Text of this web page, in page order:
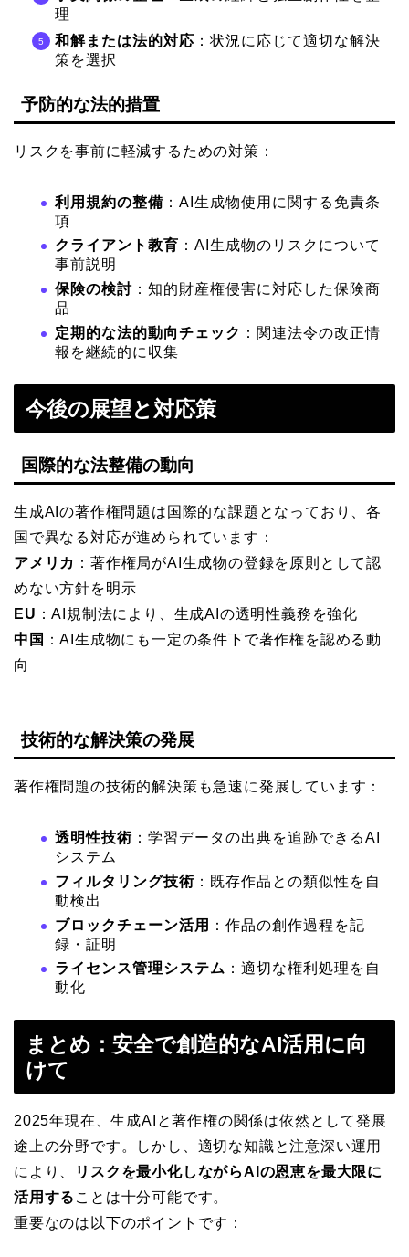
理
和解または法的対応 ：状況に応じて適切な解決
策を選択
予防的な法的措置
リスクを事前に軽減するための対策：
利用規約の整備 ：AI生成物使用に関する免責条
項
クライアント教育 ：AI生成物のリスクについて
事前説明
保険の検討 ：知的財産権侵害に対応した保険商
品
定期的な法的動向チェック ：関連法令の改正情
報を継続的に収集
今後の展望と対応策
国際的な法整備の動向
生成AIの著作権問題は国際的な課題となっており、各
国で異なる対応が進められています：
アメリカ ：著作権局がAI生成物の登録を原則として認
めない方針を明示
EU ：AI規制法により、生成AIの透明性義務を強化
中国 ：AI生成物にも一定の条件下で著作権を認める動
向
技術的な解決策の発展
著作権問題の技術的解決策も急速に発展しています：
透明性技術 ：学習データの出典を追跡できるAI
システム
フィルタリング技術 ：既存作品との類似性を自
動検出
ブロックチェーン活用
：作品の創作過程を記
録・証明
ライセンス管理システム ：適切な権利処理を自
動化
まとめ：安全で創造的なAI活用に向
けて
2025年現在、生成AIと著作権の関係は依然として発展
途上の分野です。しかし、適切な知識と注意深い運用
により、
リスクを最小化しながらAIの恩恵を最大限に
活用する ことは十分可能です。
重要なのは以下のポイントです：